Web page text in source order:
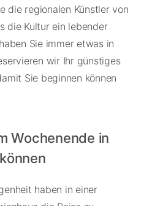
die regionalen Künstler von
die Kultur ein lebender
Sie immer etwas in
wir Ihr günstiges
Sie beginnen können
Wochenende in
haben in einer